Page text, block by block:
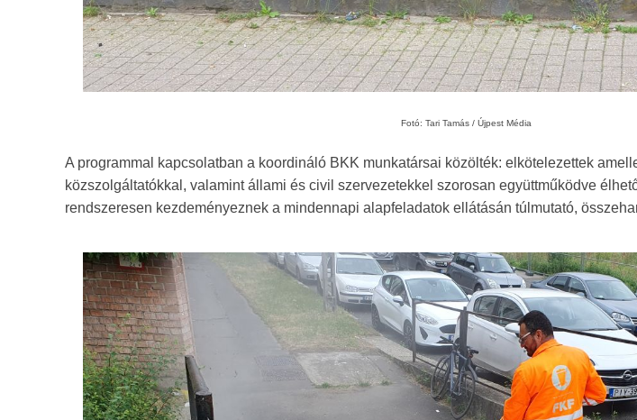
Fotó: Tari Tamás / Újpest Média
A programmal kapcsolatban a koordináló BKK munkatársai közölték: elkötelezettek
közszolgáltatókkal, valamint állami és civil szervezetekkel szorosan együttműködve
rendszeresen kezdeményeznek a mindennapi alapfeladatok ellátásán túlmutató,